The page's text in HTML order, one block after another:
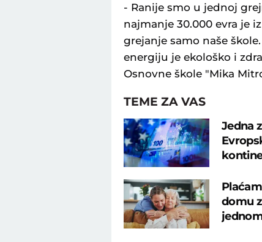
- Ranije smo u jednoj
najmanje 30.000 evra je
grejanje samo naše
energiju je ekološko i
Osnovne škole "Mika
TEME ZA VAS
Jedna
domu